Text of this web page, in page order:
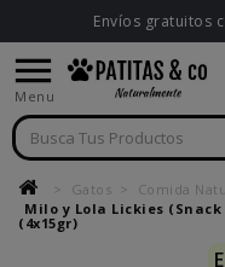
Envíos gratuitos

Menu
Gatos Comida
Milo y Lola Lickies
(4x15gr)